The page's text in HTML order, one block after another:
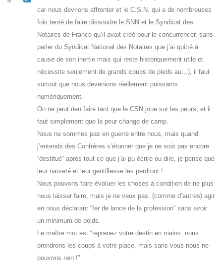
car nous devrions affronter et le C.S.N. qui a de nombreuses
fois tenté de faire dissoudre le SNN et le Syndicat des
Notaires de France qu’il avait créé pour le concurrencer, sans
parler du Syndicat National des Notaires que j’ai quitté à
cause de son inertie mais qui reste historiquement utile et
nécessite seulement de grands coups de pieds au…), il faut
surtout que nous devenions réellement puissants
numériquement.
On ne peut rien faire tant que le CSN joue sur les peurs, et il
faut simplement que la peur change de camp.
Nous ne sommes pas en guerre entre nous, mais quand
j’entends des Confrères s’étonner que je ne sois pas encore
“destitué” après tout ce que j’ai pu écrire ou dire, je pense que
leur naïveté et leur gentillesse les perdront !
Nous pouvons faire évoluer les choses à condition de ne plus
nous laisser faire, mais je ne veux pas, (comme d’autres) agir
en nous déclarant “fer de lance de la profession” sans avoir
un minimum de poids.
Le maître mot est “reprenez votre destin en mains, nous
prendrons les coups à votre place, mais sans vous nous ne
pouvons rien !”